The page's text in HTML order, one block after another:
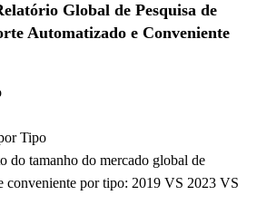
Global de Pesquisa de
Automatizado e Conveniente
Tipo
do tamanho do mercado global de
conveniente por tipo: 2019 VS 2023 VS